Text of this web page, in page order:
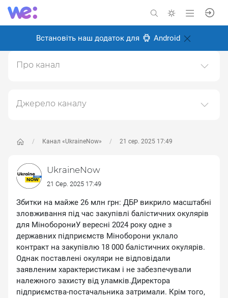
Встановіть наш додаток для Android
Канал «UkraineNow» 21 сер. 2025 17:49
UkraineNow
21 Сер. 2025 17:49
Збитки на майже 26 млн грн: ДБР викрило масштабні
зловживання під час закупівлі балістичних окулярів
для МіноборониУ вересні 2024 року одне з
державних підприємств Міноборони уклало
контракт на закупівлю 18 000 балістичних окулярів.
Однак поставлені окуляри не відповідали
заявленим характеристикам і не забезпечували
належного захисту від уламків.Директора
підприємства-постачальника затримали. Крім того,
Про канал
Створено: 24 серпня 2024
Джерело каналу
метою його популяризації та збільшення аудиторії
Переходьте за посиланнями в дописах для
отримання повної інформації про Автора, чи